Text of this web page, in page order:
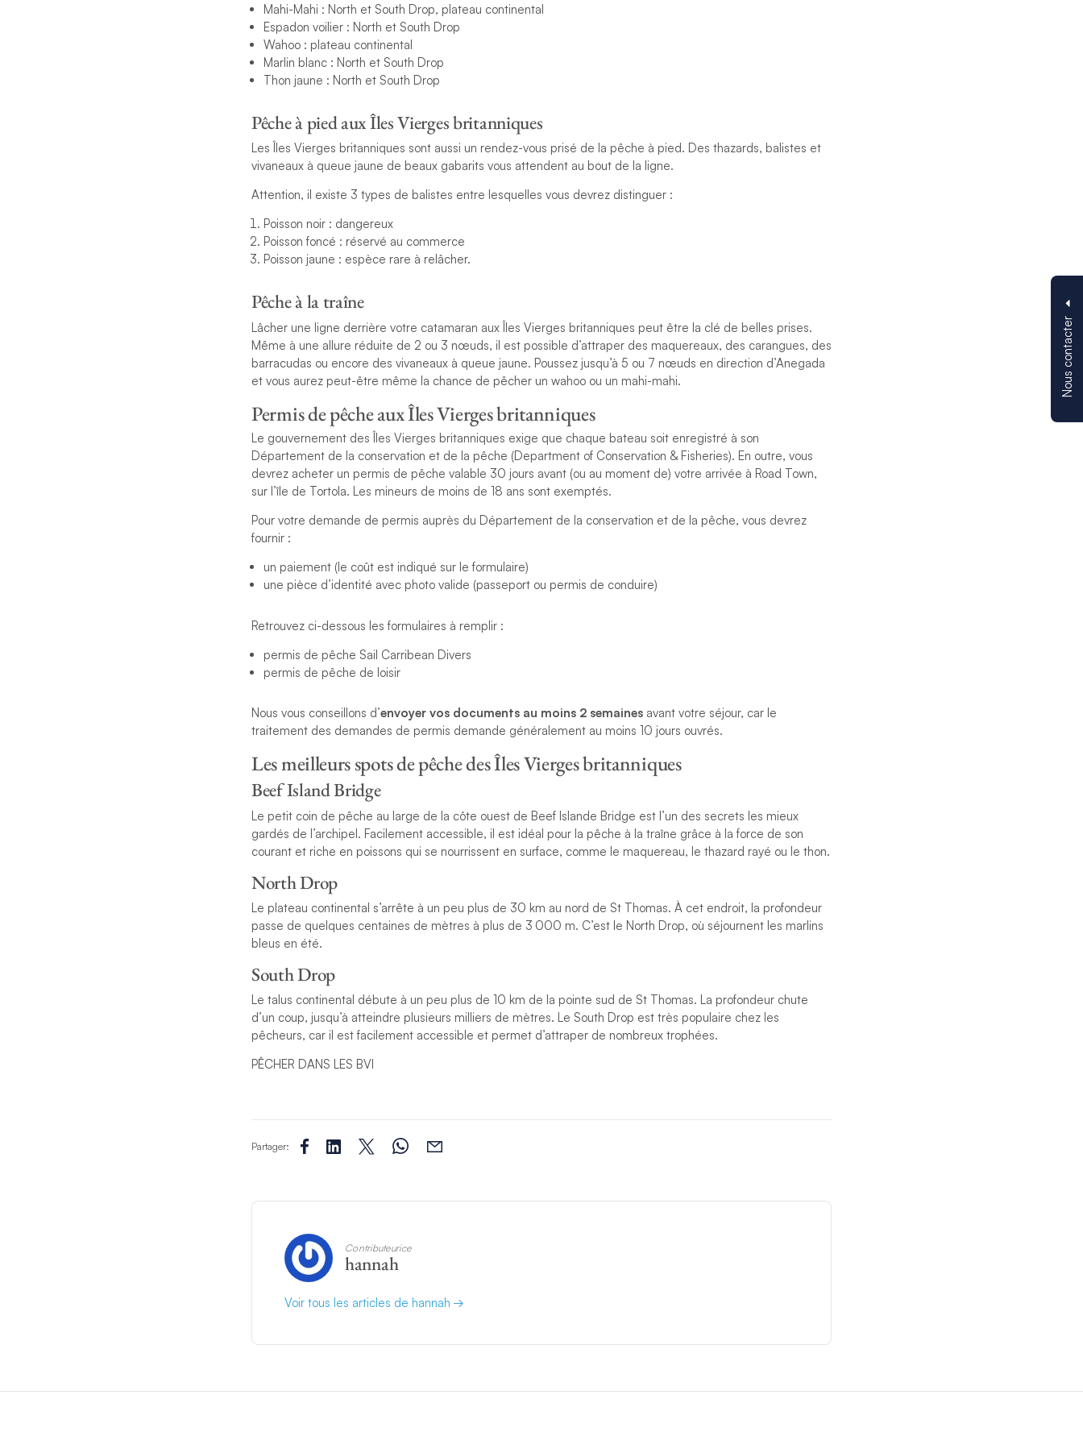
Nous contacter
Mahi-Mahi : North et South Drop, plateau continental
Espadon voilier : North et South Drop
Wahoo : plateau continental
Marlin blanc : North et South Drop
Thon jaune : North et South Drop
Pêche à pied aux Îles Vierges britanniques
Les Îles Vierges britanniques sont aussi un rendez-vous prisé de la pêche à pied. Des thazards, balistes et
vivaneaux à queue jaune de beaux gabarits vous attendent au bout de la ligne.
Attention, il existe 3 types de balistes entre lesquelles vous devrez distinguer :
Poisson noir : dangereux
Poisson foncé : réservé au commerce
Poisson jaune : espèce rare à relâcher.
Pêche à la traîne
Lâcher une ligne derrière votre catamaran aux Îles Vierges britanniques peut être la clé de belles prises.
Même à une allure réduite de 2 ou 3 nœuds, il est possible d’attraper des maquereaux, des carangues, des
barracudas ou encore des vivaneaux à queue jaune. Poussez jusqu’à 5 ou 7 nœuds en direction d’Anegada
et vous aurez peut-être même la chance de pêcher un wahoo ou un mahi-mahi.
Permis de pêche aux Îles Vierges britanniques
Le gouvernement des Îles Vierges britanniques exige que chaque bateau soit enregistré à son
Département de la conservation et de la pêche (Department of Conservation & Fisheries). En outre, vous
devrez acheter un permis de pêche valable 30 jours avant (ou au moment de) votre arrivée à Road Town,
sur l’île de Tortola. Les mineurs de moins de 18 ans sont exemptés.
Pour votre demande de permis auprès du Département de la conservation et de la pêche, vous devrez
fournir :
un paiement (le coût est indiqué sur le formulaire)
une pièce d’identité avec photo valide (passeport ou permis de conduire)
Retrouvez ci-dessous les formulaires à remplir :
permis de pêche Sail Carribean Divers
permis de pêche de loisir
Nous vous conseillons d’envoyer vos documents au moins 2 semaines avant votre séjour, car le
traitement des demandes de permis demande généralement au moins 10 jours ouvrés.
Les meilleurs spots de pêche des Îles Vierges britanniques
Beef Island Bridge
Le petit coin de pêche au large de la côte ouest de Beef Islande Bridge est l’un des secrets les mieux
gardés de l’archipel. Facilement accessible, il est idéal pour la pêche à la traîne grâce à la force de son
courant et riche en poissons qui se nourrissent en surface, comme le maquereau, le thazard rayé ou le thon.
North Drop
Le plateau continental s’arrête à un peu plus de 30 km au nord de St Thomas. À cet endroit, la profondeur
passe de quelques centaines de mètres à plus de 3 000 m. C’est le North Drop, où séjournent les marlins
bleus en été.
South Drop
Le talus continental débute à un peu plus de 10 km de la pointe sud de St Thomas. La profondeur chute
d’un coup, jusqu’à atteindre plusieurs milliers de mètres. Le South Drop est très populaire chez les
pêcheurs, car il est facilement accessible et permet d’attraper de nombreux trophées.
PÊCHER DANS LES BVI
Partager:
Contributeurice
hannah
Voir tous les articles de hannah